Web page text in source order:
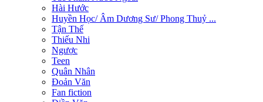
Hài Hước
Huyền Học/ Âm Dương Sư/ Phong Thuỷ ...
Tận Thế
Thiếu Nhi
Ngược
Teen
Quân Nhân
Đoản Văn
Fan fiction